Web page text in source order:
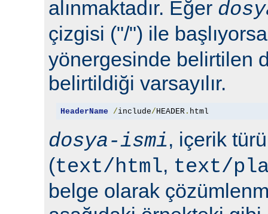
alınmaktadır. Eğer
çizgisi ("/") ile
yönergesinde belirtilen
belirtildiği varsayılır.
HeaderName /include/ HEADER. html
dosya-ismi, içerik
(text/html, text/
belge olarak